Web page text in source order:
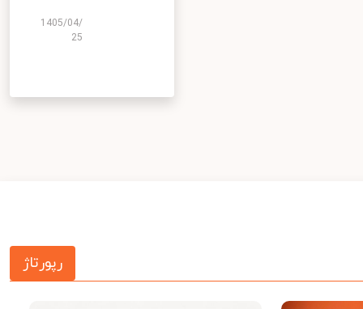
1405/04/
25
رپورتاژ